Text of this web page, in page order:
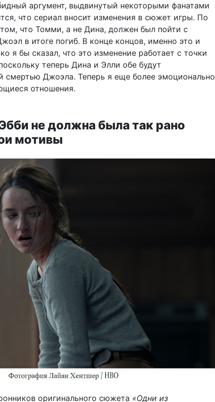
аргумент, выдвинутый некоторыми фанатами
что сериал вносит изменения в сюжет игры. По
что Томми, а не Дина, должен был пойти с
в итоге погиб. В конце концов, именно это и
я бы сказал, что это изменение работает с точки
теперь Дина и Элли обе будут
смертью Джоэла. Теперь я еще более эмоционально
отношения.
не должна была так рано
мотивы
оригинального сюжета «Одни из